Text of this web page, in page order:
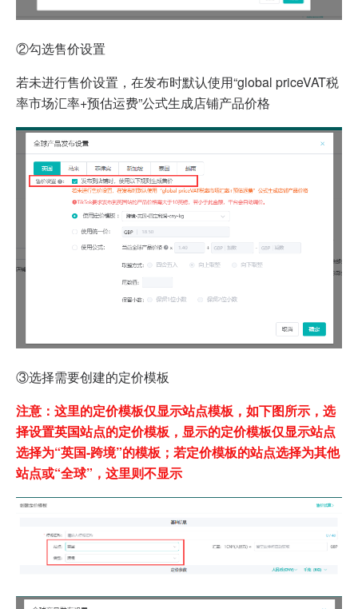
②勾选售价设置
若未进行售价设置，在发布时默认使用“global priceVAT税
率市场汇率+预估运费”公式生成店铺产品价格
③选择需要创建的定价模板
注意：这里的定价模板仅显示站点模板，如下图所示，选
择设置英国站点的定价模板，显示的定价模板仅显示站点
选择为“英国-跨境”的模板；若定价模板的站点选择为其他
站点或“全球”，这里则不显示